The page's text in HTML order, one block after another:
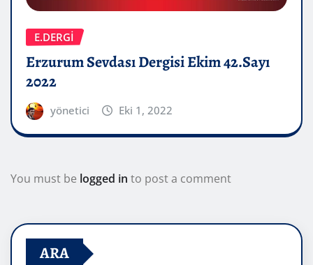
E.DERGİ
Erzurum Sevdası Dergisi Ekim 42.Sayı
2022
yönetici Eki 1, 2022
You must be logged in to post a comment
ARA